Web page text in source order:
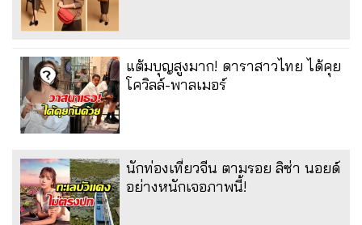
แต้มบุญสูงมาก! ดาราสาวไทย ได้คุย
โควิลล์-พาลเมอร์
นักท่องเที่ยวจีน ตามรอย ลิซ่า นอยด์
อย่างหนักเจอภาพนี้!